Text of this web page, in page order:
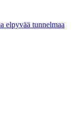
elpyvää tunnelmaa